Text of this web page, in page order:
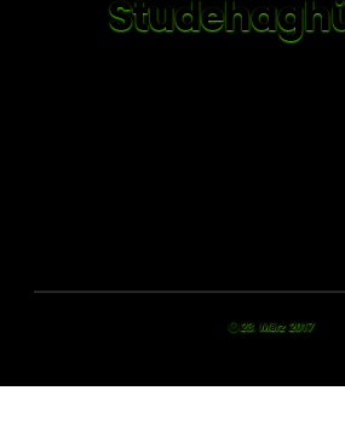
23. März 2017